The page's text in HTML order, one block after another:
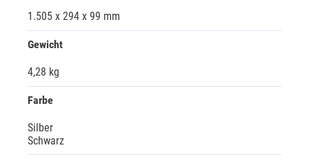
1.505 x 294 x 99 mm
Gewicht
4,28 kg
Farbe
Silber
Schwarz